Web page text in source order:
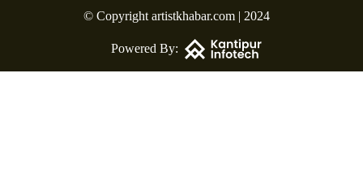
© Copyright artistkhabar.com | 2024
Powered By: